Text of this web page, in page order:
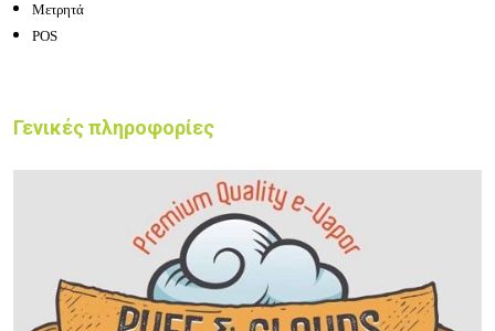
Μετρητά
POS
Γενικές πληροφορίες